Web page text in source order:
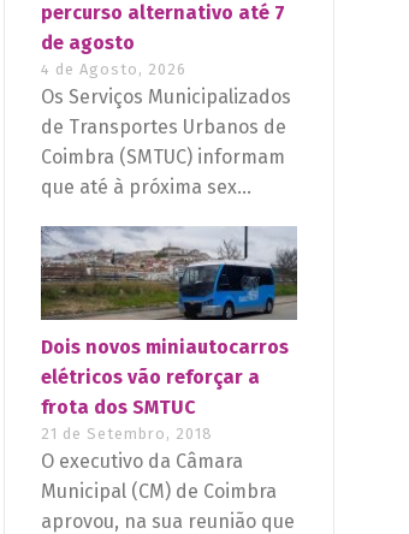
percurso alternativo até 7
de agosto
4 de Agosto, 2026
Os Serviços Municipalizados
de Transportes Urbanos de
Coimbra (SMTUC) informam
que até à próxima sex...
Dois novos miniautocarros
elétricos vão reforçar a
frota dos SMTUC
21 de Setembro, 2018
O executivo da Câmara
Municipal (CM) de Coimbra
aprovou, na sua reunião que